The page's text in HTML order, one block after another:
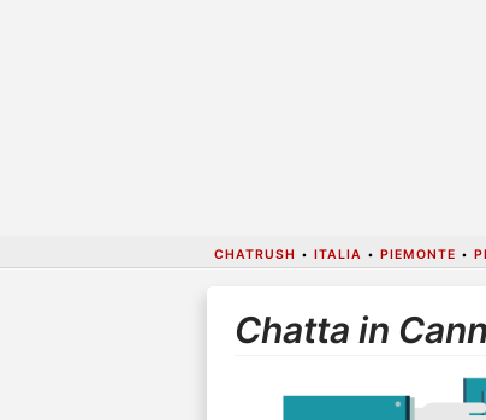
CHATRUSH • ITALIA • PIEMONTE •
Chatta in